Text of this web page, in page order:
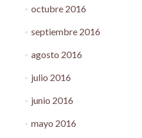
octubre 2016
septiembre 2016
agosto 2016
julio 2016
junio 2016
mayo 2016